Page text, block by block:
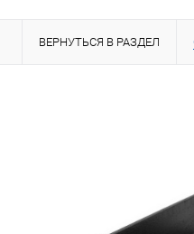
ВЕРНУТЬСЯ В РАЗДЕЛ